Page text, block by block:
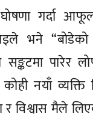
गर्दा
भने “बोडेको
सङ्कटमा पारेर
नयाँ व्यक्ति
विश्वास मैले